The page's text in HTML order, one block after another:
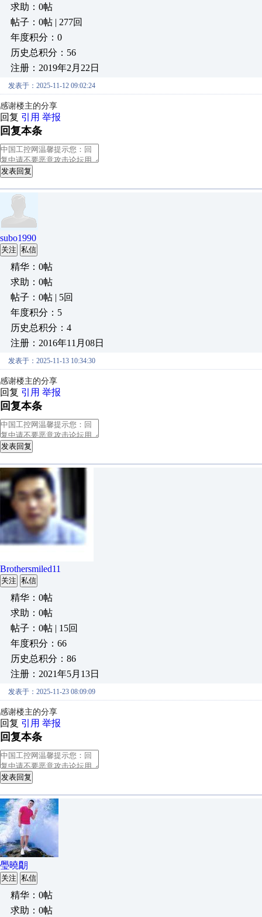
求助：0帖
帖子：0帖 | 277回
年度积分：0
历史总积分：56
注册：2019年2月22日
发表于：2025-11-12 09:02:24
感谢楼主的分享
回复 引用 举报
回复本条
发表回复
subo1990
关注 私信
精华：0帖
求助：0帖
帖子：0帖 | 5回
年度积分：5
历史总积分：4
注册：2016年11月08日
发表于：2025-11-13 10:34:30
感谢楼主的分享
回复 引用 举报
回复本条
发表回复
Brothersmiled11
关注 私信
精华：0帖
求助：0帖
帖子：0帖 | 15回
年度积分：66
历史总积分：86
注册：2021年5月13日
发表于：2025-11-23 08:09:09
感谢楼主的分享
回复 引用 举报
回复本条
发表回复
璺曉朙
关注 私信
精华：0帖
求助：0帖